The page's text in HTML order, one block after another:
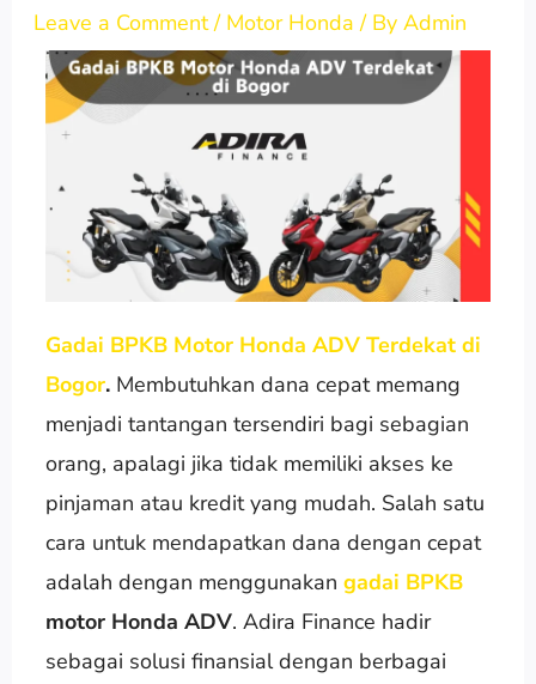
Leave a Comment / Motor Honda / By Admin
Gadai BPKB Motor Honda ADV Terdekat di
Bogor. Membutuhkan dana cepat memang
menjadi tantangan tersendiri bagi sebagian
orang, apalagi jika tidak memiliki akses ke
pinjaman atau kredit yang mudah. Salah satu
cara untuk mendapatkan dana dengan cepat
adalah dengan menggunakan gadai BPKB
motor Honda ADV. Adira Finance hadir
sebagai solusi finansial dengan berbagai